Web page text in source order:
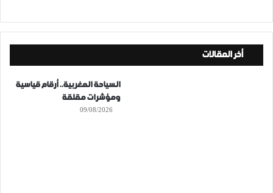
أخر المقالات
السياحة المغربية.. أرقام قياسية
ومؤشرات مقلقة
09/08/2026